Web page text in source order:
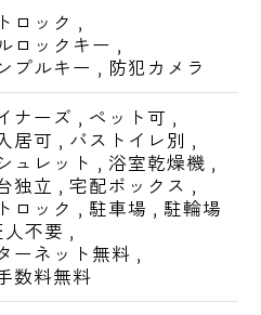
菊川店5分
菊川駅前店6分
ロック ,
ロックキー ,
プルキー , 防犯カメラ
ナーズ , ペット可 ,
居可 , バストイレ別 ,
ュレット , 浴室乾燥機 ,
独立 ,宅配ボックス ,
ロック , 駐車場 , 駐輪場
不要 ,
ーネット無料 ,
数料無料
合わせ